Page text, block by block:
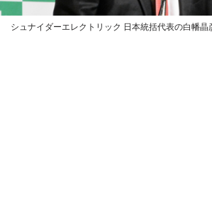
シュナイダーエレクトリック 日本統括代表の白幡晶